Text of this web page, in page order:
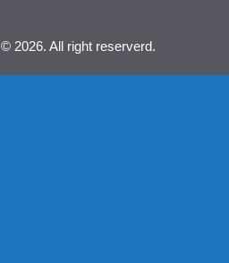
2026. All right reserverd.